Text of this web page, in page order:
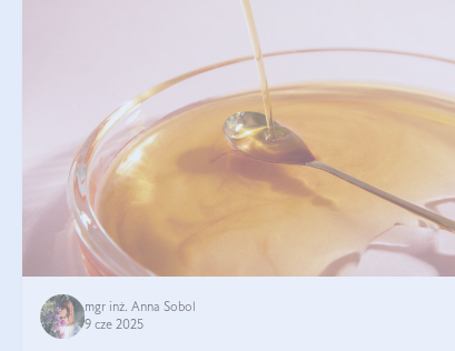
mgr inż. Anna Sobol
9 cze 2025